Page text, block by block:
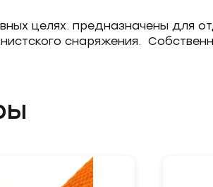
целях. предназначены для
снаряжения.